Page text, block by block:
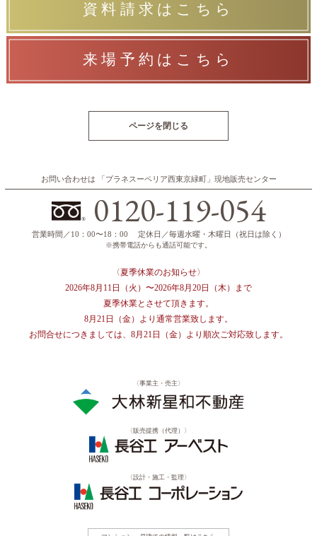
資料請求はこちら
来場予約はこちら
ページを閉じる
お問い合わせは 「プラネスーペリア西東京緑町」 現地販売センター
0120-119-054
営業時間／10：00〜18：00
定休日／毎週水曜・木曜日（祝日は除く）
※携帯電話からも通話可能です。
〈夏季休業のお知らせ〉
2026年8月11日（火）〜2026年8月20日（木）まで
夏季休業とさせて頂きます。
8月21日（金）より 通常営業致します。
お問合せにつきましては、 8月21日（金）より 順次ご対応致します。
〈事業主・売主〉
〈販売提携（代理）〉
〈設計・施工・監理〉